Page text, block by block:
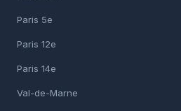
Paris 5e
Paris 12e
Paris 14e
Val-de-Marne